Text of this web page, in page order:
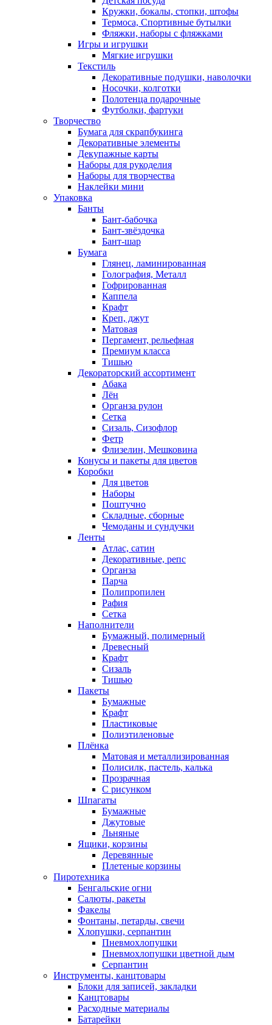
Кружки, бокалы, стопки, штофы
Термоса, Спортивные бутылки
Фляжки, наборы с фляжками
Игры и игрушки
Мягкие игрушки
Текстиль
Декоративные подушки, наволочки
Носочки, колготки
Полотенца подарочные
Футболки, фартуки
Творчество
Бумага для скрапбукинга
Декоративные элементы
Декупажные карты
Наборы для рукоделия
Наборы для творчества
Наклейки мини
Упаковка
Банты
Бант-бабочка
Бант-звёздочка
Бант-шар
Бумага
Глянец, ламинированная
Голография, Металл
Гофрированная
Каппела
Крафт
Креп, джут
Матовая
Пергамент, рельефная
Премиум класса
Тишью
Декораторский ассортимент
Абака
Лён
Органза рулон
Сетка
Сизаль, Сизофлор
Фетр
Флизелин, Мешковина
Конусы и пакеты для цветов
Коробки
Для цветов
Наборы
Поштучно
Складные, сборные
Чемоданы и сундучки
Ленты
Атлас, сатин
Декоративные, репс
Органза
Парча
Полипропилен
Рафия
Сетка
Наполнители
Бумажный, полимерный
Древесный
Крафт
Сизаль
Тишью
Пакеты
Бумажные
Крафт
Пластиковые
Полиэтиленовые
Плёнка
Матовая и металлизированная
Полисилк, пастель, калька
Прозрачная
С рисунком
Шпагаты
Бумажные
Джутовые
Льняные
Ящики, корзины
Деревянные
Плетеные корзины
Пиротехника
Бенгальские огни
Салюты, ракеты
Факелы
Фонтаны, петарды, свечи
Хлопушки, серпантин
Пневмохлопушки
Пневмохлопушки цветной дым
Серпантин
Инструменты, канцтовары
Блоки для записей, закладки
Канцтовары
Расходные материалы
Батарейки